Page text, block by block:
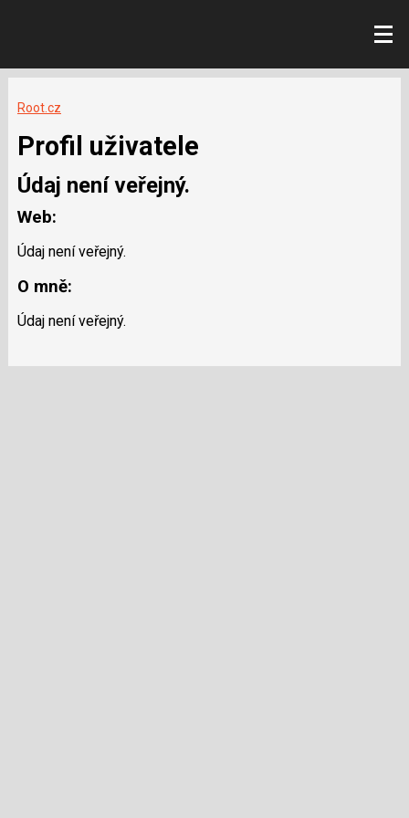
Root.cz
Profil uživatele
Údaj není veřejný.
Web:
Údaj není veřejný.
O mně:
Údaj není veřejný.